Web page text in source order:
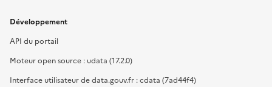
Développement
API du portail
Moteur open source : udata (17.2.0)
Interface utilisateur de data.gouv.fr : cdata (7ad44f4)